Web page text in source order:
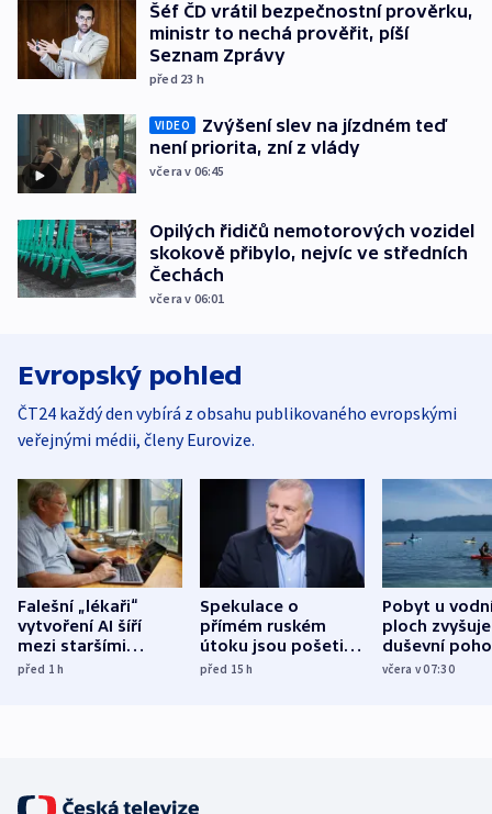
Šéf ČD vrátil bezpečnostní prověrku,
ministr to nechá prověřit, píší
Seznam Zprávy
před 23 h
VIDEO
Zvýšení slev na jízdném teď
není priorita, zní z vlády
včera v 06:45
Opilých řidičů nemotorových vozidel
skokově přibylo, nejvíc ve středních
Čechách
včera v 06:01
Evropský pohled
ČT24 každý den vybírá z obsahu publikovaného evropskými
veřejnými médii, členy Eurovize.
Falešní „lékaři“
vytvoření AI šíří
mezi staršími
Poláky nebezpečné
před 1h
Spekulace o
přímém ruském
útoku jsou pošetilé,
míní estonský
před 15h
Pobyt u
ploch zvyšuje
duševní
ukázala
včera v 07:30